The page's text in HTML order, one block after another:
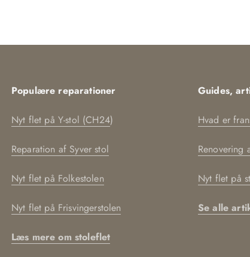
Populære reparationer
Nyt flet på Y-stol (CH24)
Reparation af Syver stol
Nyt flet på Folkestolen
Nyt flet på Frisvingerstolen
Læs mere om stoleflet
Guides,
Hvad er
Renovering
Nyt flet på
Se alle